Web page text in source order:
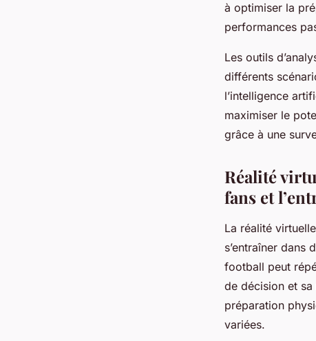
à optimiser la
performances
Les outils
différents
l’intelligence
maximiser le
grâce à une
Réalité
fans et
La réalité
s’entraîner dans
football peut
de décision et
préparation
variées.